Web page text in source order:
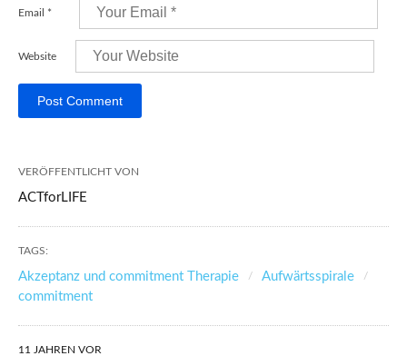
Email *
Website
VERÖFFENTLICHT VON
ACTforLIFE
TAGS:
Akzeptanz und commitment Therapie
Aufwärtsspirale
commitment
11 JAHREN VOR